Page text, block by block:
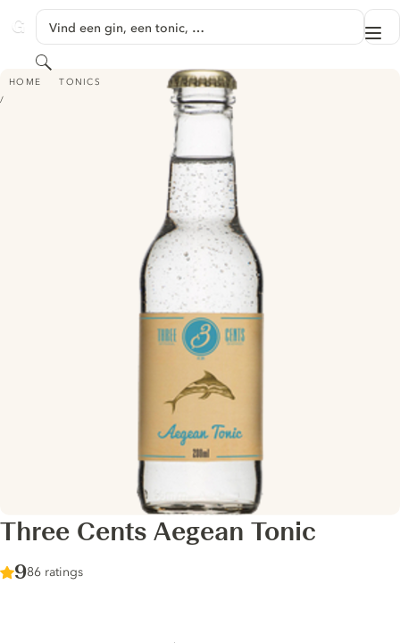
GINVENTORY
Vind een gin, een tonic, …
Zoeken
HOME TONICS
THREE CENTS AEGEAN TONIC
Three Cents Aegean Tonic
Score :
9/ 10
86 ratings